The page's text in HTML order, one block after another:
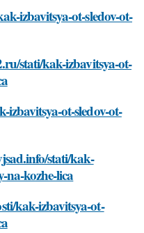
izbavitsya-ot-sledov-ot-
stati/kak-izbavitsya-ot-
izbavitsya-ot-sledov-ot-
stati/kak-
na-kozhe-lica
kak-izbavitsya-ot-